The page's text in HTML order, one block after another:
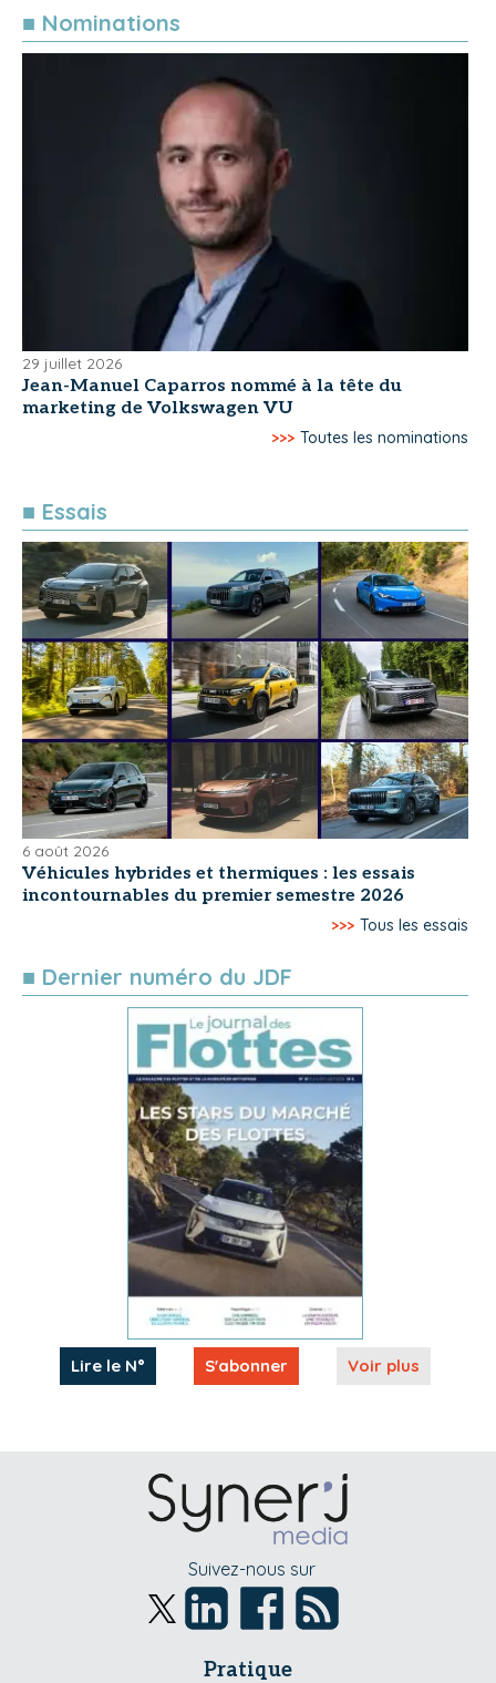
■ Nominations
29 juillet 2026
Jean-Manuel Caparros nommé à la tête du
marketing de Volkswagen VU
>>> Toutes les nominations
■ Essais
6 août 2026
Véhicules hybrides et thermiques : les essais
incontournables du premier semestre 2026
>>> Tous les essais
■ Dernier numéro du JDF
Lire le N° S'abonner Voir plus
Suivez-nous sur
Pratique